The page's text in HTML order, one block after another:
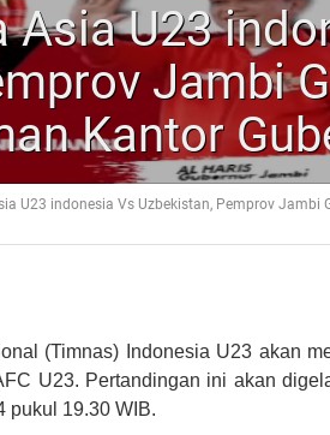
Asia U23
Jambi
Kantor
U23 indonesia Vs Uzbekistan, Pemprov Jambi
(Timnas) Indonesia U23 akan
U23. Pertandingan ini akan
pukul 19.30 WIB.